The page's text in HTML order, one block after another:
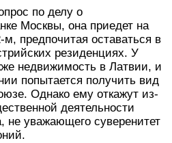
по делу о
Москвы, она приедет на
предпочитая оставаться в
резиденциях. У
недвижимость в Латвии, и
попытается получить вид
Однако ему откажут из-
деятельности
не уважающего суверенитет